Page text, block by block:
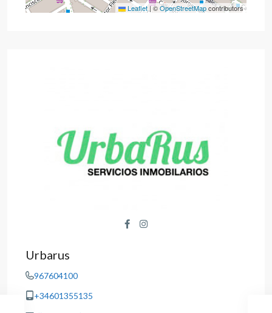
Leaflet|©OpenStreetMapcontributors
Urbarus
967604100
+34601355135